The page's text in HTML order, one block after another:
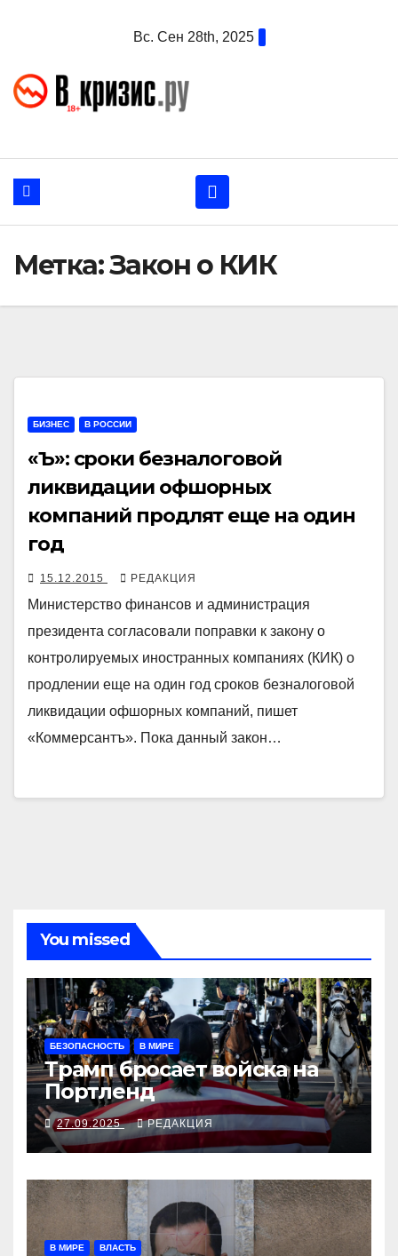
Вс. Сен 28th, 2025
Метка:Закон о КИК
БИЗНЕС В РОССИИ
«Ъ»: сроки безналоговой
ликвидации офшорных
компаний продлят еще на один
год
15.12.2015 РЕДАКЦИЯ
Министерство финансов и администрация
президента согласовали поправки к закону о
контролируемых иностранных компаниях (КИК) о
продлении еще на один год сроков безналоговой
ликвидации офшорных компаний, пишет
«Коммерсантъ». Пока данный закон…
You missed
БЕЗОПАСНОСТЬ В МИРЕ
Трамп бросает войска на
Портленд
27.09.2025 РЕДАКЦИЯ
В МИРЕ ВЛАСТЬ